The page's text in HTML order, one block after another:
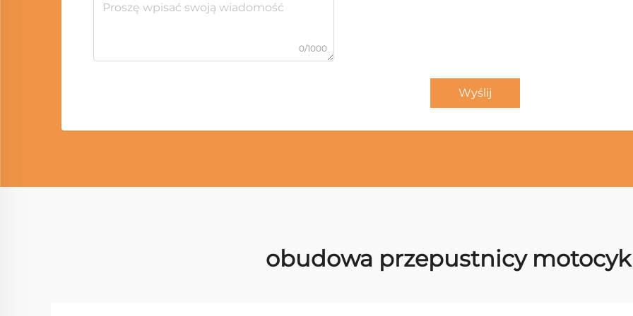
0/1000
Wyślij
obudowa przepustnicy